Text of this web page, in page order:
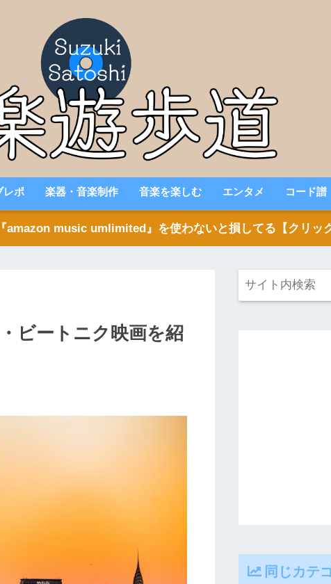
レポ 楽器・音楽制作 音楽を楽しむ エンタメ コード譜
music umlimited』を使わないと損してる【クリック
ビートニク映画を紹
同じカテ